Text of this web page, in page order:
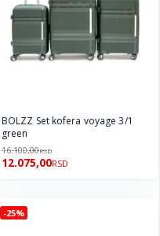
BOLZZ Set kofera voyage 3/1
green
16.100,00RSD
12.075,00RSD
-25%